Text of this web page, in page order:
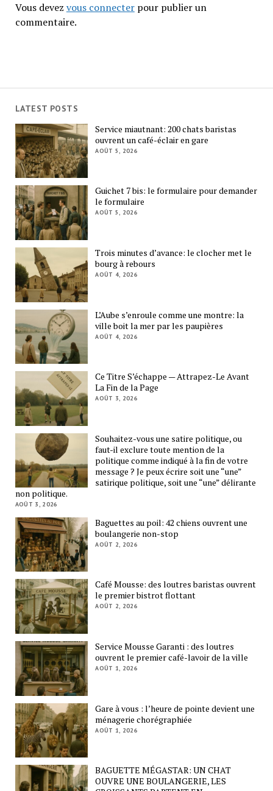
Vous devez vous connecterpour publier un
commentaire.
LATEST POSTS
Service miautnant: 200 chats baristas
ouvrent un café-éclair en gare
AOÛT 5, 2026
Guichet 7 bis: le formulaire pour demander
le formulaire
AOÛT 5, 2026
Trois minutes d’avance: le clocher met le
bourg à rebours
AOÛT 4, 2026
L’Aube s’enroule comme une montre: la
ville boit la mer par les paupières
AOÛT 4, 2026
Ce Titre S’échappe — Attrapez-Le Avant
La Fin de la Page
AOÛT 3, 2026
Souhaitez-vous une satire politique, ou
faut-il exclure toute mention de la
politique comme indiqué à la fin de votre
message ? Je peux écrire soit une “une”
satirique politique, soit une “une” délirante
non politique.
AOÛT 3, 2026
Baguettes au poil: 42 chiens ouvrent une
boulangerie non-stop
AOÛT 2, 2026
Café Mousse: des loutres baristas ouvrent
le premier bistrot flottant
AOÛT 2, 2026
Service Mousse Garanti : des loutres
ouvrent le premier café-lavoir de la ville
AOÛT 1, 2026
Gare à vous : l’heure de pointe devient une
ménagerie chorégraphiée
AOÛT 1, 2026
BAGUETTE MÉGASTAR: UN CHAT
OUVRE UNE BOULANGERIE, LES